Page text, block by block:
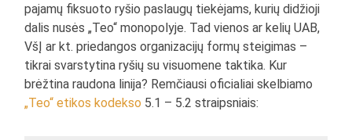
pajamų fiksuoto ryšio paslaugų tiekėjams, kurių didžioji
dalis nusės „Teo“ monopolyje. Tad vienos ar kelių UAB,
VšĮ ar kt. priedangos organizacijų formų steigimas –
tikrai svarstytina ryšių su visuomene taktika. Kur
brėžtina raudona linija? Remčiausi oficialiai skelbiamo
„Teo“ etikos kodekso 5.1 – 5.2 straipsniais: